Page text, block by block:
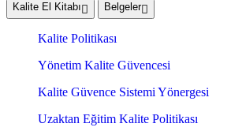
Kalite El Kitabı Belgeler
Kalite Politikası
Yönetim Kalite Güvencesi
Kalite Güvence Sistemi Yönergesi
Uzaktan Eğitim Kalite Politikası